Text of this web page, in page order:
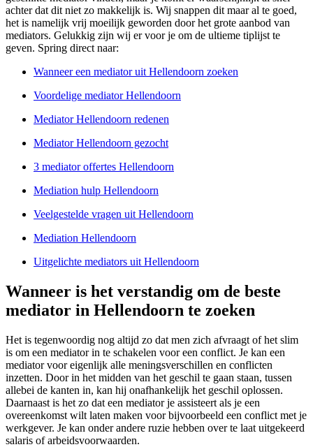
achter dat dit niet zo makkelijk is. Wij snappen dit maar al te goed,
het is namelijk vrij moeilijk geworden door het grote aanbod van
mediators. Gelukkig zijn wij er voor je om de ultieme tiplijst te
geven. Spring direct naar:
Wanneer een mediator uit Hellendoorn zoeken
Voordelige mediator Hellendoorn
Mediator Hellendoorn redenen
Mediator Hellendoorn gezocht
3 mediator offertes Hellendoorn
Mediation hulp Hellendoorn
Veelgestelde vragen uit Hellendoorn
Mediation Hellendoorn
Uitgelichte mediators uit Hellendoorn
Wanneer is het verstandig om de beste
mediator in Hellendoorn te zoeken
Het is tegenwoordig nog altijd zo dat men zich afvraagt of het slim
is om een mediator in te schakelen voor een conflict. Je kan een
mediator voor eigenlijk alle meningsverschillen en conflicten
inzetten. Door in het midden van het geschil te gaan staan, tussen
allebei de kanten in, kan hij onafhankelijk het geschil oplossen.
Daarnaast is het zo dat een mediator je assisteert als je een
overeenkomst wilt laten maken voor bijvoorbeeld een conflict met je
werkgever. Je kan onder andere ruzie hebben over te laat uitgekeerd
salaris of arbeidsvoorwaarden.